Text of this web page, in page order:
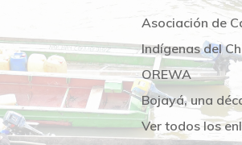
Asociación de
Indígenas del
OREWA
Bojayá, una
Ver todos los